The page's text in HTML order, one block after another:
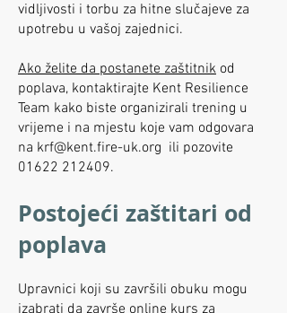
vidljivosti i torbu za hitne slučajeve za
upotrebu u vašoj zajednici.
Ako želite da postanete zaštitnik od
poplava, kontaktirajte Kent Resilience
Team kako biste organizirali trening u
vrijeme i na mjestu koje vam odgovara
na krf@kent.fire-uk.org ili pozovite
01622 212409.
Postojeći zaštitari od
poplava
Upravnici koji su završili obuku mogu
izabrati da završe online kurs za